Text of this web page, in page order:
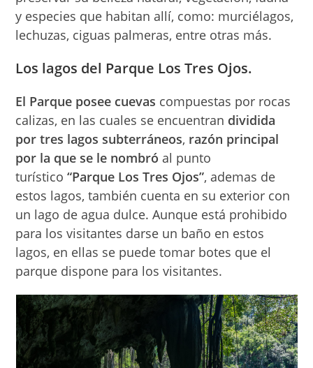
y especies que habitan allí, como: murciélagos,
lechuzas, ciguas palmeras, entre otras más.
Los lagos del Parque Los Tres Ojos.
El Parque posee cuevas compuestas por rocas
calizas, en las cuales se encuentran dividida
por tres lagos subterráneos, razón principal
por la que se le nombró al punto
turístico “Parque Los Tres Ojos”, ademas de
estos lagos, también cuenta en su exterior con
un lago de agua dulce. Aunque está prohibido
para los visitantes darse un baño en estos
lagos, en ellas se puede tomar botes que el
parque dispone para los visitantes.